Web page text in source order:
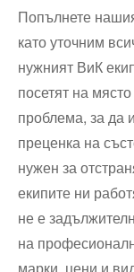
Попълнете
като уточним
нужният ВиК
посетят на
проблема, за да
преценка на
нужен за
екипите ни
не е
на